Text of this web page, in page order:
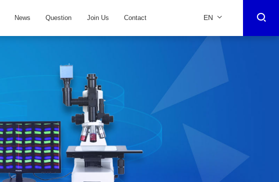
News Question Join Us Contact
EN